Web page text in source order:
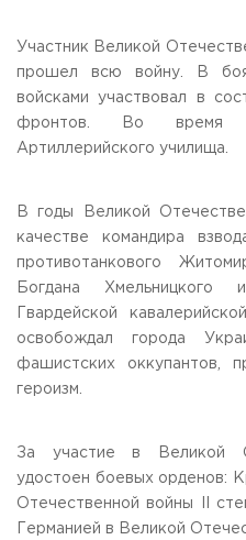
Участник Великой
прошел всю войну. В
войсками участвовал в
фронтов. Во время
Артиллерийского училища.
В годы Великой
качестве командира
противотанкового
Богдана
Гвардейской
освобождал города
фашистских оккупантов,
героизм.
За участие в Великой
удостоен боевых орденов:
Отечественной войны II
Германией в Великой